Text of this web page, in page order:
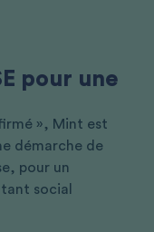
pour une
», Mint est
démarche de
pour un
social